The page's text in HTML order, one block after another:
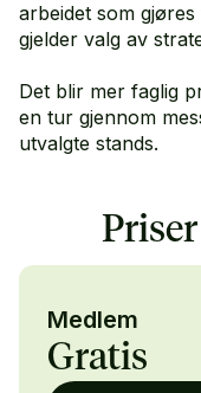
arbeidet som
gjelder valg av
Det blir mer faglig
en tur gjennom
utvalgte stands.
Medlem
Gratis